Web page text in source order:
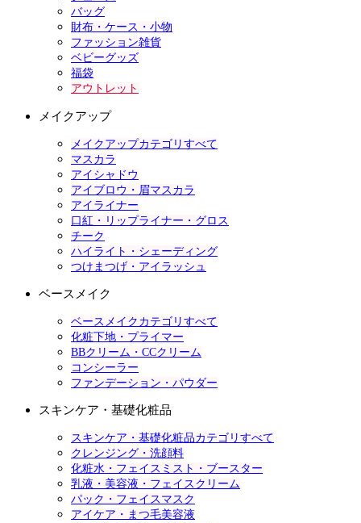
バッグ
財布・ケース・小物
ファッション雑貨
ベビーグッズ
福袋
アウトレット
メイクアップ
メイクアップカテゴリすべて
マスカラ
アイシャドウ
アイブロウ・眉マスカラ
アイライナー
口紅・リップライナー・グロス
チーク
ハイライト・シェーディング
つけまつげ・アイラッシュ
ベースメイク
ベースメイクカテゴリすべて
化粧下地・プライマー
BBクリーム・CCクリーム
コンシーラー
ファンデーション・パウダー
スキンケア・基礎化粧品
スキンケア・基礎化粧品カテゴリすべて
クレンジング・洗顔料
化粧水・フェイスミスト・ブースター
乳液・美容液・フェイスクリーム
パック・フェイスマスク
アイケア・まつ毛美容液